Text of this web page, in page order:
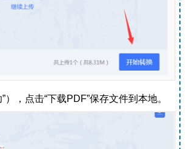
，点击“下载PDF”保存文件到本地。